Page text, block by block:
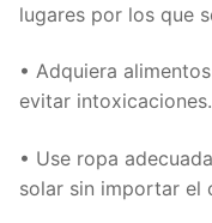
lugares por los que
• Adquiera
evitar intoxicaciones.
• Use ropa
solar sin importar el